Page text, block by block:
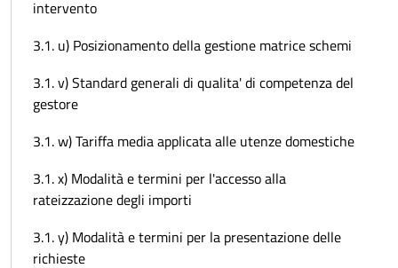
intervento
3.1. u) Posizionamento della gestione matrice schemi
3.1. v) Standard generali di qualita' di competenza del
gestore
3.1. w) Tariffa media applicata alle utenze domestiche
3.1. x) Modalità e termini per l'accesso alla
rateizzazione degli importi
3.1. y) Modalità e termini per la presentazione delle
richieste